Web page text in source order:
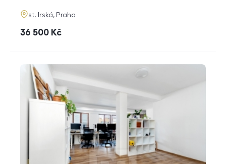
adresa
st. Irská, Praha
cena
36 500 Kč